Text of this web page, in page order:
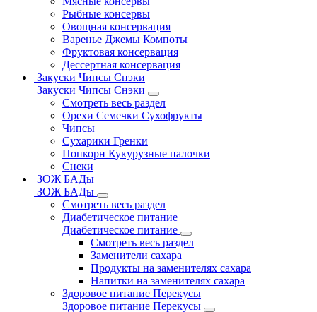
Рыбные консервы
Овощная консервация
Варенье Джемы Компоты
Фруктовая консервация
Дессертная консервация
Закуски Чипсы Снэки
Закуски Чипсы Снэки
Смотреть весь раздел
Орехи Семечки Сухофрукты
Чипсы
Сухарики Гренки
Попкорн Кукурузные палочки
Снеки
ЗОЖ БАДы
ЗОЖ БАДы
Смотреть весь раздел
Диабетическое питание
Диабетическое питание
Смотреть весь раздел
Заменители сахара
Продукты на заменителях сахара
Напитки на заменителях сахара
Здоровое питание Перекусы
Здоровое питание Перекусы